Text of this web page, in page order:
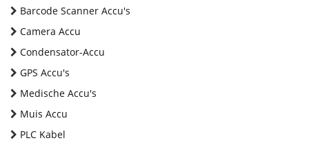
Barcode Scanner Accu's
Camera Accu
Condensator-Accu
GPS Accu's
Medische Accu's
Muis Accu
PLC Kabel